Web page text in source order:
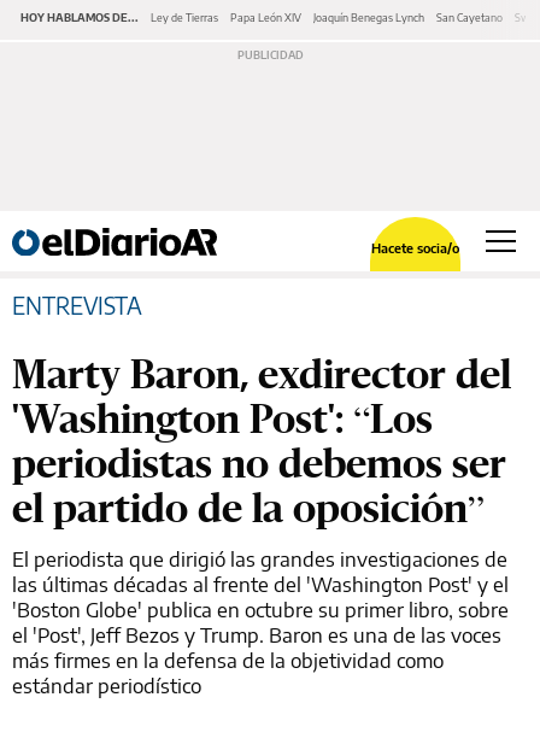
HOY HABLAMOS DE... Ley de Tierras Papa León XIV Joaquín Benegas Lynch San Cayetano
Hacete socia/o
ENTREVISTA
Marty Baron, exdirector del
'Washington Post': “Los
periodistas no debemos ser
el partido de la oposición”
El periodista que dirigió las grandes investigaciones de
las últimas décadas al frente del 'Washington Post' y el
'Boston Globe' publica en octubre su primer libro, sobre
el 'Post', Jeff Bezos y Trump. Baron es una de las voces
más firmes en la defensa de la objetividad como
estándar periodístico